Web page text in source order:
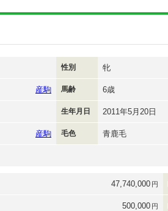
性別 牝
産駒 馬齢 6歳
生年月日 2011年5月20日
産駒 毛色 青鹿毛
47,740,000 円
500,000 円